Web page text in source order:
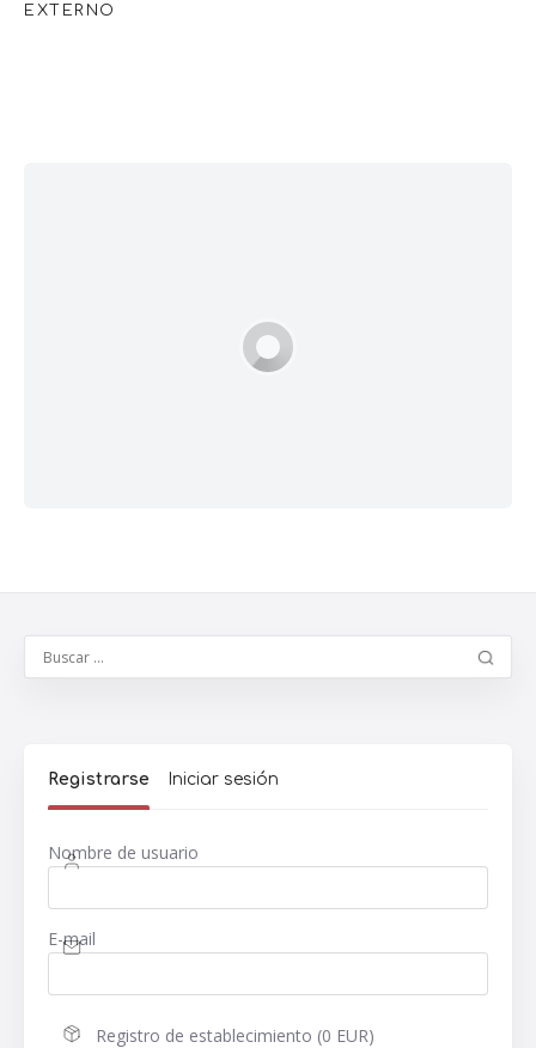
EXTERNO
Registrarse Iniciar sesión
Nombre de usuario
E-mail
Registro de establecimiento (0 EUR)